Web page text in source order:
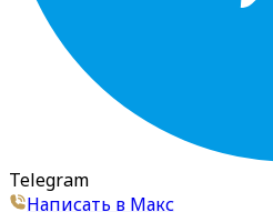
Telegram
Написать в Макс